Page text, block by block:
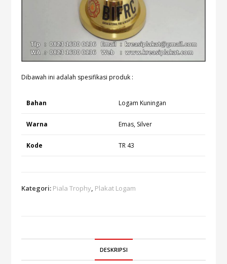
Dibawah ini adalah spesifikasi produk :
Bahan Logam Kuningan
Warna Emas, Silver
Kode TR 43
Kategori: Piala Trophy, Plakat Logam
DESKRIPSI